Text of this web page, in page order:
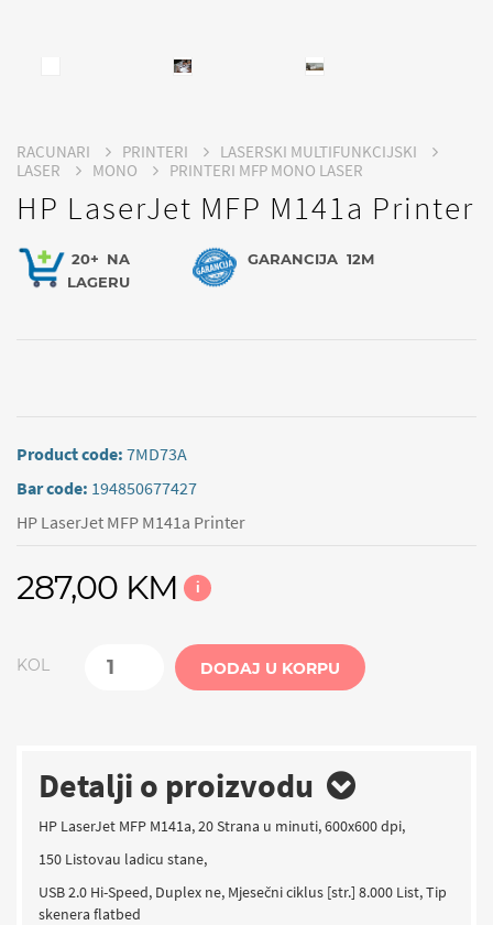
RACUNARI PRINTERI
LASERSKI MULTIFUNKCIJSKI
LASER
MONO PRINTERI MFP MONO LASER
HP LaserJet MFP M141a Printer
20+ NA
LAGERU
GARANCIJA 12M
Product code: 7MD73A
Bar code: 194850677427
HP LaserJet MFP M141a Printer
287,00 KM i
KOL DODAJ U KORPU
Detalji o proizvodu
HP LaserJet MFP M141a, 20 Strana u minuti, 600x600 dpi,
150 Listovau ladicu stane,
USB 2.0 Hi-Speed, Duplex ne, Mjesečni ciklus [str.] 8.000 List, Tip
skenera flatbed